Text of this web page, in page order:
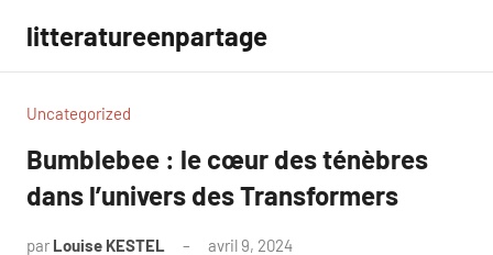
contenu
litteratureenpartage
Uncategorized
Bumblebee : le cœur des ténèbres
dans l’univers des Transformers
par Louise KESTEL avril 9, 2024